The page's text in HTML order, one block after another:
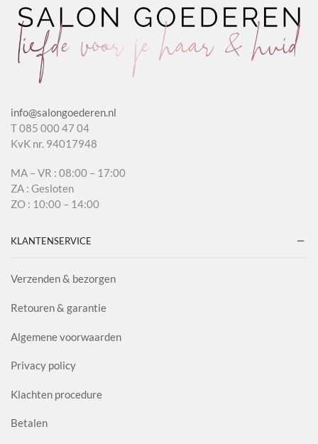
info@salongoederen.nl
T 085 000 47 04
KvK nr. 94017948
MA – VR : 08:00 – 17:00
ZA : Gesloten
ZO : 10:00 – 14:00
KLANTENSERVICE
Verzenden & bezorgen
Retouren & garantie
Algemene voorwaarden
Privacy policy
Klachten procedure
Betalen